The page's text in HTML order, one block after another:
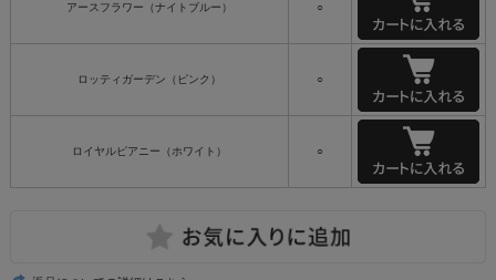
アースフラワー（ナイトブルー） ○
ロッティガーデン（ピンク） ○
ロイヤルピアニー（ホワイト） ○